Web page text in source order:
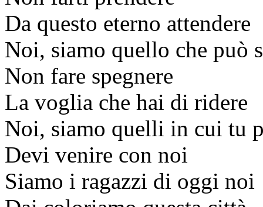
Da questo eterno attendere
Noi, siamo quello che può
Non fare spegnere
La voglia che hai di ridere
Noi, siamo quelli in cui tu
Devi venire con noi
Siamo i ragazzi di oggi noi